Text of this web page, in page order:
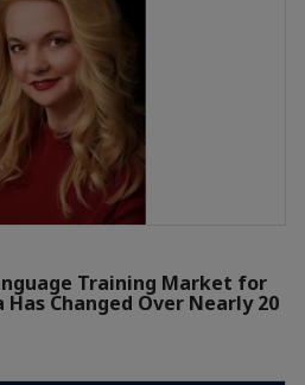
Training Market for
Changed Over Nearly 20